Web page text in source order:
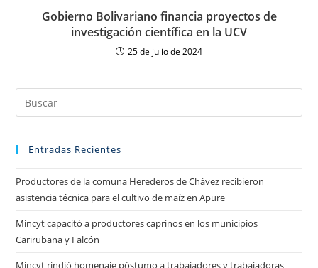
Gobierno Bolivariano financia proyectos de
investigación científica en la UCV
25 de julio de 2024
Entradas Recientes
Productores de la comuna Herederos de Chávez recibieron
asistencia técnica para el cultivo de maíz en Apure
Mincyt capacitó a productores caprinos en los municipios
Carirubana y Falcón
Mincyt rindió homenaje póstumo a trabajadores y trabajadoras